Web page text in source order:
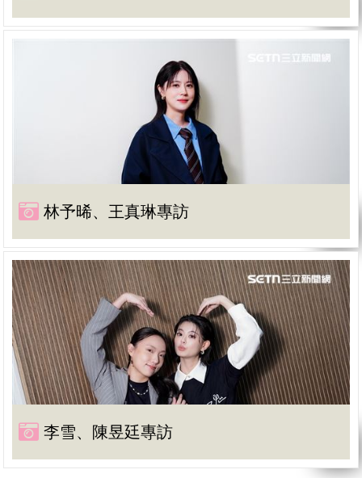
林予晞、王真琳專訪
李雪、陳昱廷專訪